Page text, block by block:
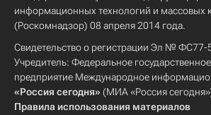
информационных технологий и массовых
(Роскомнадзор) 08 апреля 2014 года.
Свидетельство о регистрации Эл № ФС77-
Учредитель: Федеральное
предприятие Международное
«Россия сегодня» (МИА «Россия
Правила использования материалов